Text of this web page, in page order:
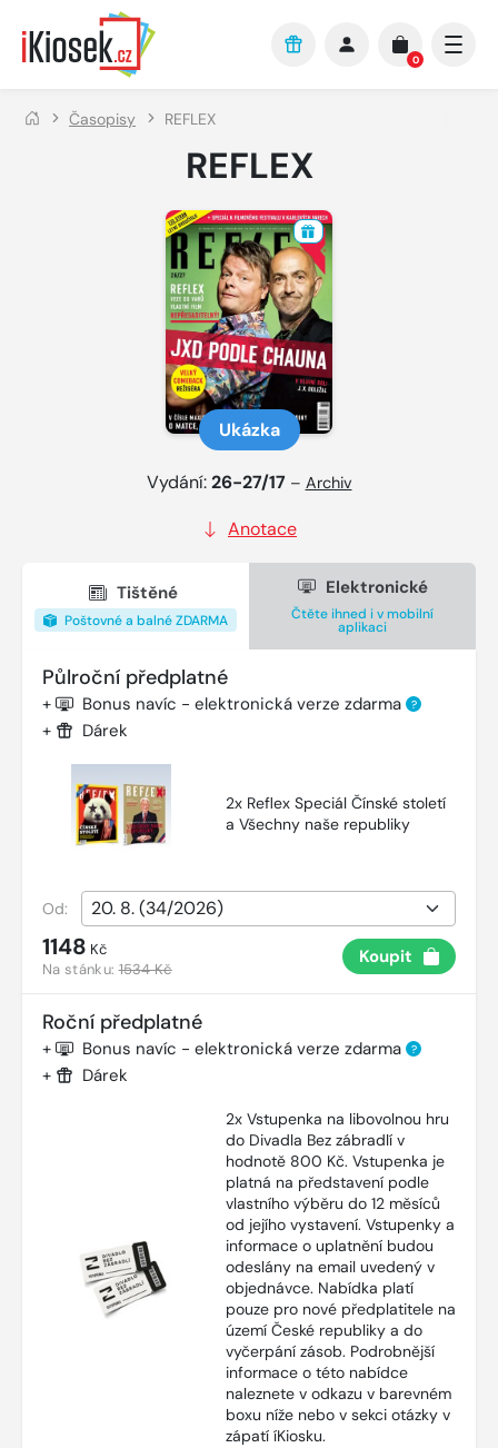
Přejít na hlavní obsah
0
Časopisy REFLEX
REFLEX
Ukázka
Vydání:26-27/17 – Archiv
Anotace
Tištěné
Poštovné a balné ZDARMA
Elektronické
Čtěte ihned i v mobilní
aplikaci
Půlroční předplatné
+ Bonus navíc - elektronická verze zdarma ?
+ Dárek
2x Reflex Speciál Čínské století
a Všechny naše republiky
Od:
1148 Kč
Na stánku:1534 Kč
Koupit
Roční předplatné
+ Bonus navíc - elektronická verze zdarma ?
+ Dárek
2x Vstupenka na libovolnou hru
do Divadla Bez zábradlí v
hodnotě 800 Kč. Vstupenka je
platná na představení podle
vlastního výběru do 12 měsíců
od jejího vystavení. Vstupenky a
informace o uplatnění budou
odeslány na email uvedený v
objednávce. Nabídka platí
pouze pro nové předplatitele na
území České republiky a do
vyčerpání zásob. Podrobnější
informace o této nabídce
naleznete v odkazu v barevném
boxu níže nebo v sekci otázky v
zápatí íKiosku.